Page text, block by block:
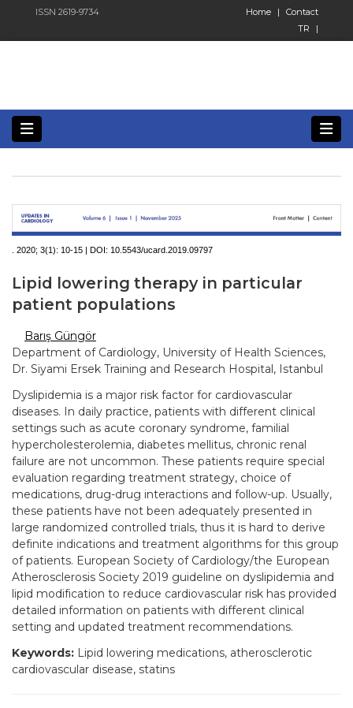
ISSN 2619-9734 Contact
Home
|
TR
|
. 2020; 3(1): 10-15 | DOI: 10.5543/ucard.2019.09797
Lipid lowering therapy in particular
patient populations
Barış Güngör
Department of Cardiology, University of Health Sciences,
Dr. Siyami Ersek Training and Research Hospital, Istanbul
Dyslipidemia is a major risk factor for cardiovascular
diseases. In daily practice, patients with different clinical
settings such as acute coronary syndrome, familial
hypercholesterolemia, diabetes mellitus, chronic renal
failure are not uncommon. These patients require special
evaluation regarding treatment strategy, choice of
medications, drug-drug interactions and follow-up. Usually,
these patients have not been adequately presented in
large randomized controlled trials, thus it is hard to derive
definite indications and treatment algorithms for this group
of patients. European Society of Cardiology/the European
Atherosclerosis Society 2019 guideline on dyslipidemia and
lipid modification to reduce cardiovascular risk has provided
detailed information on patients with different clinical
setting and updated treatment recommendations.
Keywords: Lipid lowering medications, atherosclerotic
cardiovascular disease, statins